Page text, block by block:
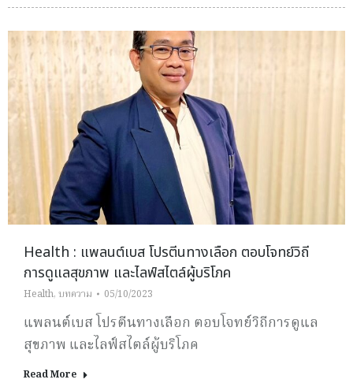
Health : แพลนต์เบส โปรตีนทางเลือก ตอบโจทย์วิถี
การดูแลสุขภาพ และไลฟ์สไตล์ผู้บริโภค
Health, บทความ 05/10/2023
แพลนต์เบส โปรตีนทางเลือก ตอบโจทย์วิถีการดูแล
สุขภาพ และไลฟ์สไตล์ผู้บริโภค
Read More